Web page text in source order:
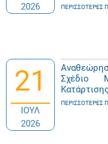
2026
ΠΕΡΙΣΣΌΤΕΡΕΣ
21
ΙΟΥΛ
2026
Σχέδιο
ΠΕΡΙΣΣΌΤΕΡΕΣ